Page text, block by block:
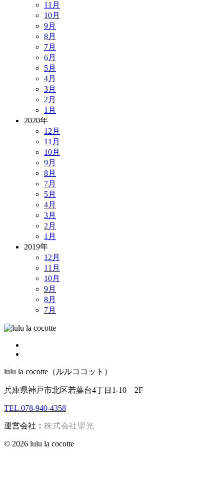
11月
10月
9月
8月
7月
6月
5月
4月
3月
2月
1月
2020年
12月
11月
10月
9月
8月
7月
5月
4月
3月
2月
1月
2019年
12月
11月
10月
9月
8月
7月
lulu la cocotte（ルルココット）
兵庫県神戸市北区若葉台4丁目1-10 2F
TEL.078-940-4358
運営会社： 株式会社聖光
© 2026 lulu la cocotte